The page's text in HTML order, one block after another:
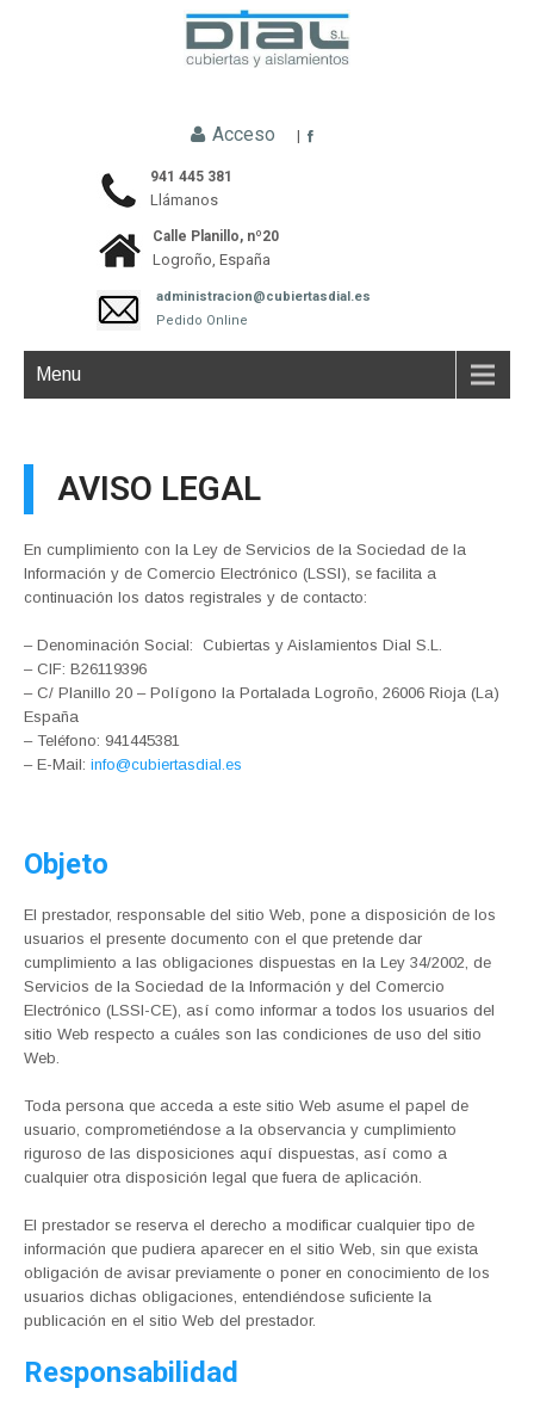
Acceso |
941 445 381
Llámanos
Calle Planillo, nº20
Logroño, España
administracion@cubiertasdial.es
Pedido Online
Menu
AVISO LEGAL
En cumplimiento con la Ley de Servicios de la Sociedad de la
Información y de Comercio Electrónico (LSSI), se facilita a
continuación los datos registrales y de contacto:
– Denominación Social: Cubiertas y Aislamientos Dial S.L.
– CIF: B26119396
– C/ Planillo 20 – Polígono la Portalada Logroño, 26006 Rioja (La)
España
– Teléfono: 941445381
– E-Mail: info@cubiertasdial.es
Objeto
El prestador, responsable del sitio Web, pone a disposición de los
usuarios el presente documento con el que pretende dar
cumplimiento a las obligaciones dispuestas en la Ley 34/2002, de
Servicios de la Sociedad de la Información y del Comercio
Electrónico (LSSI-CE), así como informar a todos los usuarios del
sitio Web respecto a cuáles son las condiciones de uso del sitio
Web.
Toda persona que acceda a este sitio Web asume el papel de
usuario, comprometiéndose a la observancia y cumplimiento
riguroso de las disposiciones aquí dispuestas, así como a
cualquier otra disposición legal que fuera de aplicación.
El prestador se reserva el derecho a modificar cualquier tipo de
información que pudiera aparecer en el sitio Web, sin que exista
obligación de avisar previamente o poner en conocimiento de los
usuarios dichas obligaciones, entendiéndose suficiente la
publicación en el sitio Web del prestador.
Responsabilidad